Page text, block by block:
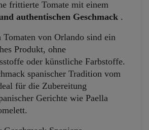
frittierte Tomate mit einem
authentischen Geschmack .
Tomaten von Orlando sind ein
Produkt, ohne
oder künstliche Farbstoffe.
spanischer Tradition vom
für die Zubereitung
Gerichte wie Paella